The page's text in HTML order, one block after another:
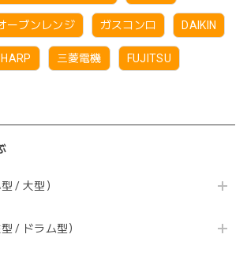
ーブンレンジ ガスコンロ DAIKIN
三菱電機 FUJITSU
/ 大型）
/ ドラム型）